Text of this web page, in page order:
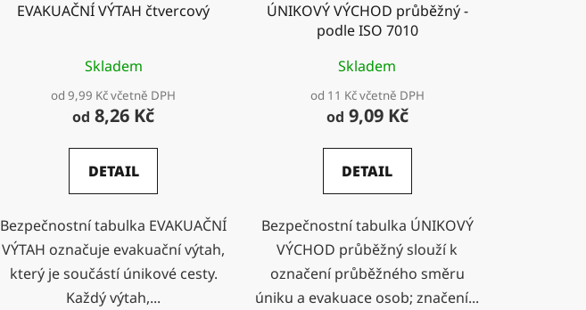
EVAKUAČNÍ VÝTAH čtvercový
Skladem
od 9,99 Kč včetně DPH
od 8,26 Kč
DETAIL
Bezpečnostní tabulka EVAKUAČNÍ
VÝTAH označuje evakuační výtah,
který je součástí únikové cesty.
Každý výtah,...
ÚNIKOVÝ VÝCHOD průběžný -
podle ISO 7010
Skladem
od 11 Kč včetně DPH
od 9,09 Kč
DETAIL
Bezpečnostní tabulka ÚNIKOVÝ
VÝCHOD průběžný slouží k
označení průběžného směru
úniku a evakuace osob; značení...